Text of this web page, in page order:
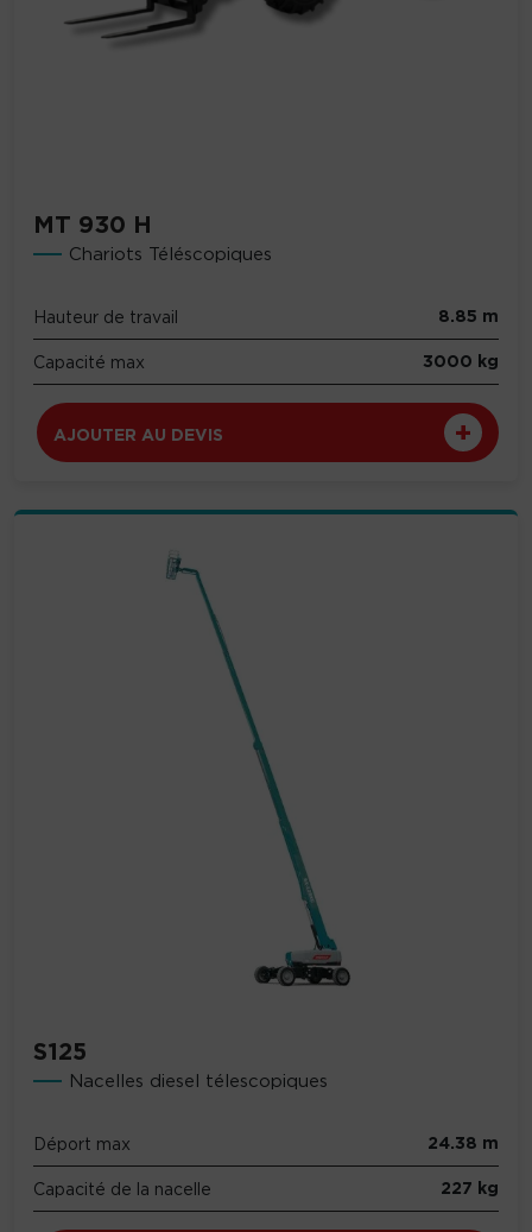
MT 930 H
Chariots Téléscopiques
Hauteur de travail 8.85 m
Capacité max 3000 kg
AJOUTER AU DEVIS
S125
Nacelles diesel télescopiques
Déport max 24.38 m
Capacité de la nacelle 227 kg